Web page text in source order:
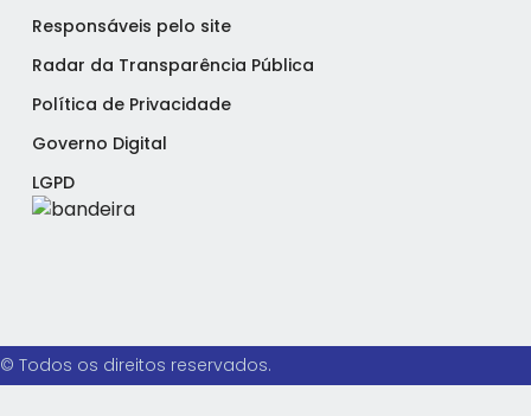
Responsáveis pelo site
Radar da Transparência Pública
Política de Privacidade
Governo Digital
LGPD
© Todos os direitos reservados.